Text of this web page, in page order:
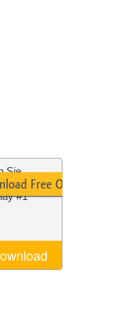
Sie
#1
Free Overlay